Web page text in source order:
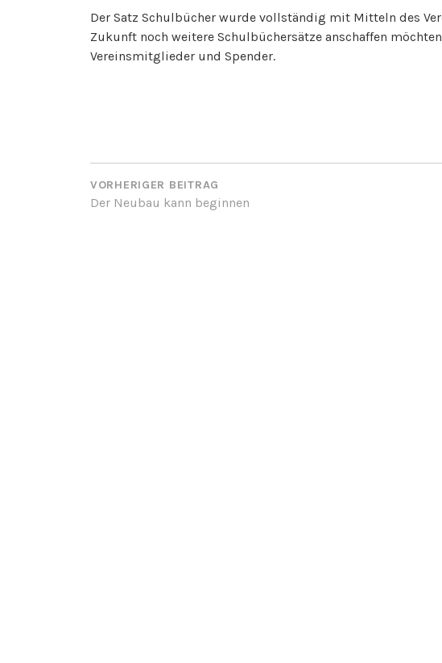
Der Satz Schulbücher wurde vollständig mit Mitteln des
Zukunft noch weitere Schulbüchersätze anschaffen
Vereinsmitglieder und Spender.
BEITRAGSNAVIGATION
VORHERIGER BEITRAG
Der Neubau kann beginnen